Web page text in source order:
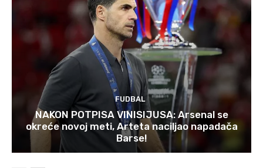
FUDBAL
NAKON POTPISA VINISIJUSA: Arsenal se
okreće novoj meti, Arteta naciljao napadača
Barse!